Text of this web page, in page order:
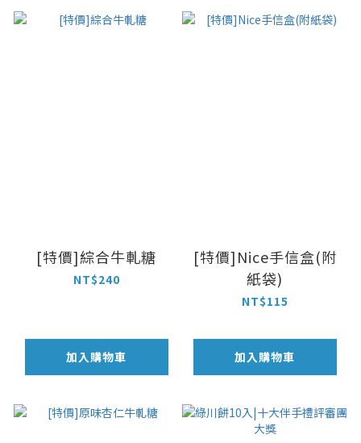
[特價]綜合牛軋糖
NT$240
加入購物車
[特價]Nice手信盒(附
紙袋)
NT$115
加入購物車